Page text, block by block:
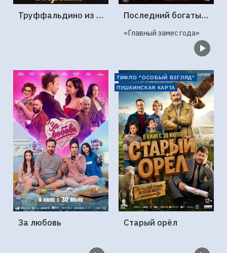
Труффальдино из Бергамо (1976г., Ленфильм, 2 серии) Последний богатырь. Колобок
«Главный замес года»
За любовь
ТИФЛО "ОСОБЫЙ ВЗГЛЯД"
ПУШКИНСКАЯ КАРТА
Старый орёл